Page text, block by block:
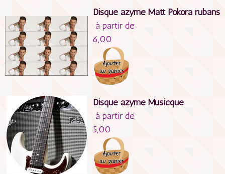
Disque azyme Matt Pokora rubans
à partir de
6,00
Disque azyme Musicque
à partir de
5,00